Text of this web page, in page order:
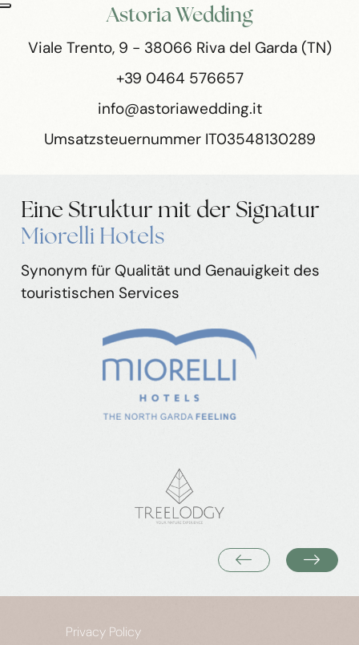
Astoria Wedding
Viale Trento, 9 - 38066 Riva del Garda (TN)
+39 0464 576657
info@astoriawedding.it
Umsatzsteuernummer IT03548130289
Eine Struktur mit der Signatur
Miorelli Hotels
Synonym für Qualität und Genauigkeit des
touristischen Services
Privacy Policy